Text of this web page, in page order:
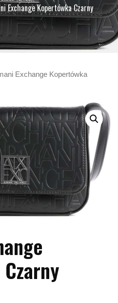
Exchange Kopertówka Czarny
Exchange Kopertówka